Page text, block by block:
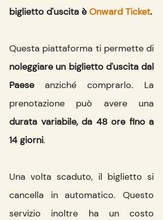
biglietto d'uscita è Onward Ticket.
noleggiare un biglietto d'uscita dal
Paese anziché comprarlo. La
durata variabile, da 48 ore fino a
14 giorni.
Una volta scaduto, il biglietto si
cancella in automatico. Questo
servizio inoltre ha un costo